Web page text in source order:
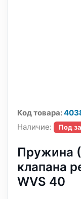
Код товара:
Наличие:
Под
Пружина
клапана
WVS 40